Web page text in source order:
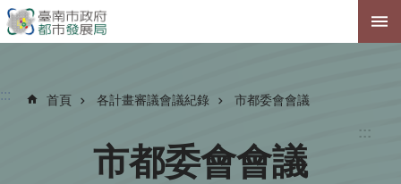
跳到主要內容區塊
:::
::: 首頁 各計畫審議會議紀錄 市都委會會議
市都委會會議